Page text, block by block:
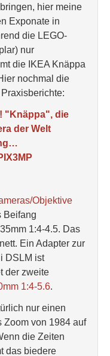
hier meine
Exponate in
die LEGO-
nur
die IKEA Knäppa
nochmal die
"Knäppa", die
der Welt
Objektive
Beifang
1:4-4.5. Das
Ein Adapter zur
DSLM ist
der zweite
1:4-5.6.
nur einen
Zoom von 1984 auf
die Zeiten
das biedere